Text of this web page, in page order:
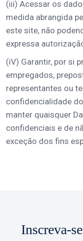
(iii) Acessar os
medida abrangida
este site, não
expressa
(iV) Garantir, por si
empregados,
representantes ou
confidencialidade
manter quaisquer
confidenciais e de
exceção dos fins
Inscreva-